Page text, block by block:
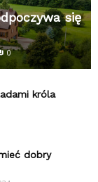
się
0
króla
dobry